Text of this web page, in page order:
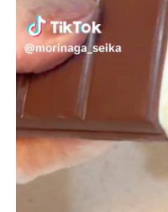
企業向けIT製品の総合サイト
IT製品の技術・比較・事例
製造業のIT導入・活用を支援
モノづくり技術者専門サイト
エレクトロニクス専門サイト